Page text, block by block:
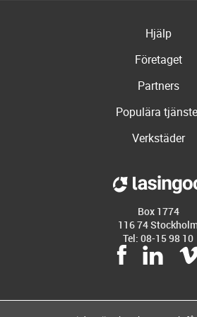
Hjälp
Företaget
Partners
Populära
Verkstäder
Box 1774
116 74
Tel: 08-15 98 10